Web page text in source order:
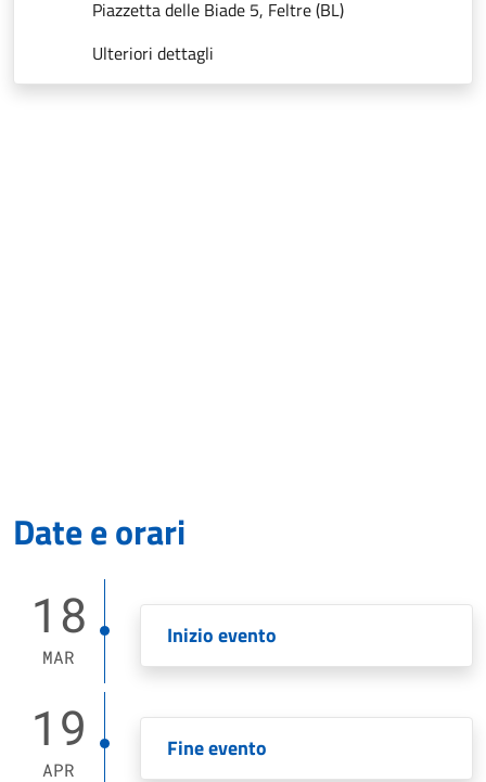
Piazzetta delle Biade 5, Feltre (BL)
Ulteriori dettagli
Date e orari
18
MAR
Inizio evento
19
APR
Fine evento